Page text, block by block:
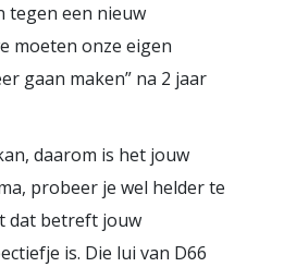
tegen een nieuw
moeten onze eigen
gaan maken” na 2 jaar
daarom is het jouw
probeer je wel helder te
dat betreft jouw
is. Die lui van D66